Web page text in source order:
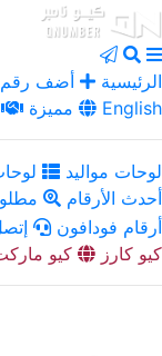
الرئيسية أضف رقم
مميزة
English
لوحات مواليد
أحدث الأرقام
أرقام فودافون
كيو كارز
كيو